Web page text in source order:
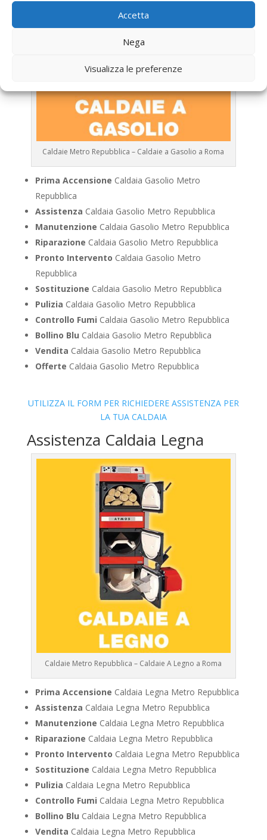
Accetta
Nega
Visualizza le preferenze
Caldaie Metro Repubblica – Caldaie a Gasolio a Roma
Prima Accensione Caldaia Gasolio Metro
Repubblica
Assistenza Caldaia Gasolio Metro Repubblica
Manutenzione Caldaia Gasolio Metro Repubblica
Riparazione Caldaia Gasolio Metro Repubblica
Pronto Intervento Caldaia Gasolio Metro
Repubblica
Sostituzione Caldaia Gasolio Metro Repubblica
Pulizia Caldaia Gasolio Metro Repubblica
Controllo Fumi Caldaia Gasolio Metro Repubblica
Bollino Blu Caldaia Gasolio Metro Repubblica
Vendita Caldaia Gasolio Metro Repubblica
Offerte Caldaia Gasolio Metro Repubblica
UTILIZZA IL FORM PER RICHIEDERE ASSISTENZA PER
LA TUA CALDAIA
Assistenza Caldaia Legna
Caldaie Metro Repubblica – Caldaie A Legno a Roma
Prima Accensione Caldaia Legna Metro Repubblica
Assistenza Caldaia Legna Metro Repubblica
Manutenzione Caldaia Legna Metro Repubblica
Riparazione Caldaia Legna Metro Repubblica
Pronto Intervento Caldaia Legna Metro Repubblica
Sostituzione Caldaia Legna Metro Repubblica
Pulizia Caldaia Legna Metro Repubblica
Controllo Fumi Caldaia Legna Metro Repubblica
Bollino Blu Caldaia Legna Metro Repubblica
Vendita Caldaia Legna Metro Repubblica